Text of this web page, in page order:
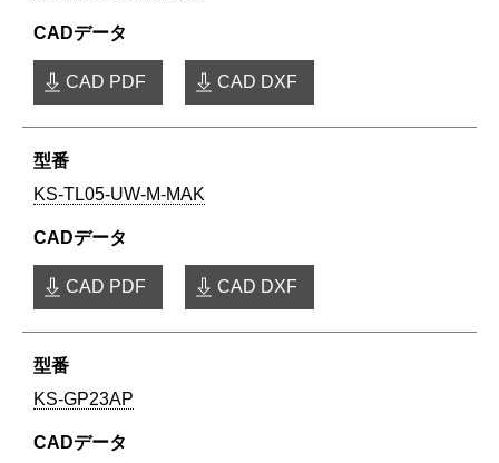
CAD PDF CAD DXF
KS-TL05-UW-M-MAK
CAD PDF CAD DXF
KS-GP23AP